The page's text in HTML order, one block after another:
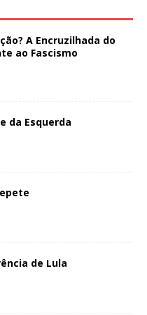
A Encruzilhada do
ao Fascismo
da Esquerda
de Lula